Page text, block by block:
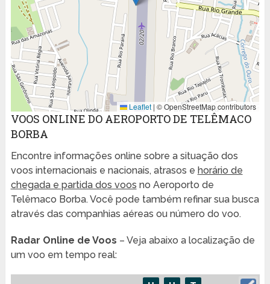
Leaflet | © OpenStreetMap contributors
VOOS ONLINE DO AEROPORTO DE TELÊMACO
BORBA
Encontre informações online sobre a situação dos
voos internacionais e nacionais, atrasos e horário de
chegada e partida dos voos no Aeroporto de
Telêmaco Borba. Você pode também refinar sua busca
através das companhias aéreas ou número do voo.
Radar Online de Voos – Veja abaixo a localização de
um voo em tempo real: